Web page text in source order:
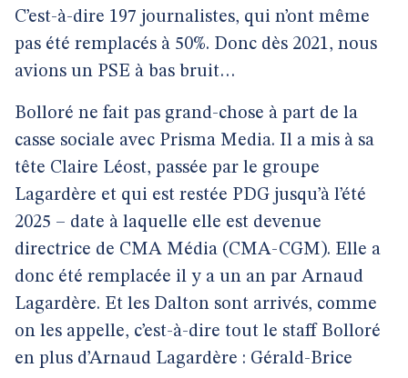
C’est-à-dire 197 journalistes, qui n’ont même
pas été remplacés à 50%. Donc dès 2021, nous
avions un PSE à bas bruit…
Bolloré ne fait pas grand-chose à part de la
casse sociale avec Prisma Media. Il a mis à sa
tête Claire Léost, passée par le groupe
Lagardère et qui est restée PDG jusqu’à l’été
2025 – date à laquelle elle est devenue
directrice de CMA Média (CMA-CGM). Elle a
donc été remplacée il y a un an par Arnaud
Lagardère. Et les Dalton sont arrivés, comme
on les appelle, c’est-à-dire tout le staff Bolloré
en plus d’Arnaud Lagardère : Gérald-Brice